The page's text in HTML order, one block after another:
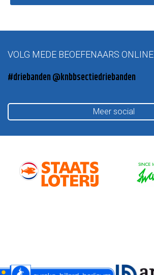
VOLG MEDE BEOEFENAARS ONLINE
#driebanden @knbbsectiedriebanden
Meer social